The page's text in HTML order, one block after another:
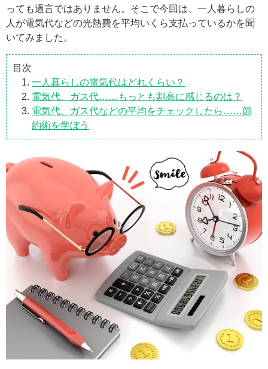
っても過言ではありません。そこで今回は、一人暮らしの
人が電気代などの光熱費を平均いくら支払っているかを聞
いてみました。
目次
一人暮らしの電気代はどれくらい？
電気代、ガス代……もっとも割高に感じるのは？
電気代、ガス代などの平均をチェックしたら……節
約術を学ぼう